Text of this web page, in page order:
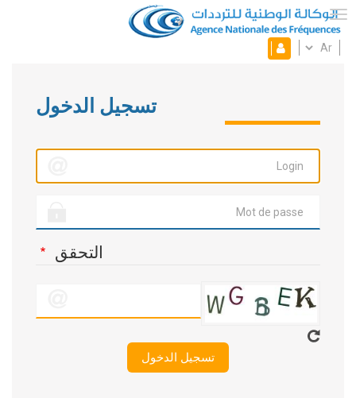
تجاوز
إلى
المحتوى
الرئيسي
Mon
فضائي
Select
Toggle navigation
تسجيل الدخول
التحقق